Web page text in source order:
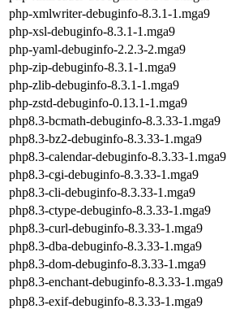
php-xmlwriter-debuginfo-8.3.1-1.mga9
php-xsl-debuginfo-8.3.1-1.mga9
php-yaml-debuginfo-2.2.3-2.mga9
php-zip-debuginfo-8.3.1-1.mga9
php-zlib-debuginfo-8.3.1-1.mga9
php-zstd-debuginfo-0.13.1-1.mga9
php8.3-bcmath-debuginfo-8.3.33-1.mga9
php8.3-bz2-debuginfo-8.3.33-1.mga9
php8.3-calendar-debuginfo-8.3.33-1.mga9
php8.3-cgi-debuginfo-8.3.33-1.mga9
php8.3-cli-debuginfo-8.3.33-1.mga9
php8.3-ctype-debuginfo-8.3.33-1.mga9
php8.3-curl-debuginfo-8.3.33-1.mga9
php8.3-dba-debuginfo-8.3.33-1.mga9
php8.3-dom-debuginfo-8.3.33-1.mga9
php8.3-enchant-debuginfo-8.3.33-1.mga9
php8.3-exif-debuginfo-8.3.33-1.mga9